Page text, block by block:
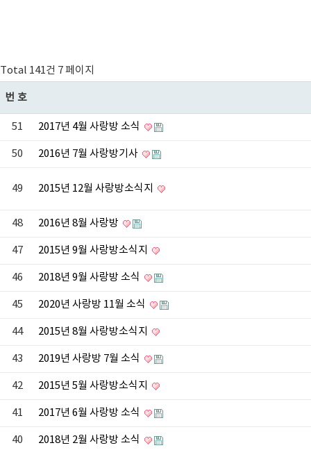
Total 141건 7 페이지
번호
51 2017년 4월 사랑방 소식
50 2016년 7월 사랑방기사
49 2015년 12월 사랑방소식지
48 2016년 8월 사랑방
47 2015년 9월 사랑방소식지
46 2018년 9월 사랑방 소식
45 2020년 사랑방 11월 소식
44 2015년 8월 사랑방소식지
43 2019년 사랑방 7월 소식
42 2015년 5월 사랑방소식지
41 2017년 6월 사랑방 소식
40 2018년 2월 사랑방 소식